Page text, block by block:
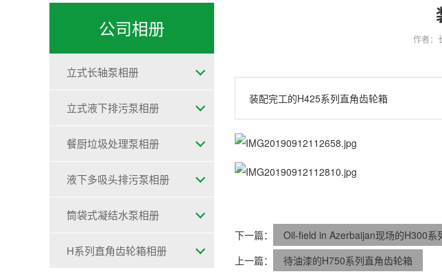
公司相册
立式长轴泵相册
立式液下排污泵相册
餐厨垃圾处理泵相册
液下多吸头排污泵相册
筒袋式凝结水泵相册
H系列直角齿轮箱相册
作者：
装配完工的H425系列直角齿轮箱
下一篇：
Oil-field in Azerbaijan现场的H300系
上一篇：
待油漆的H750系列直角齿轮箱